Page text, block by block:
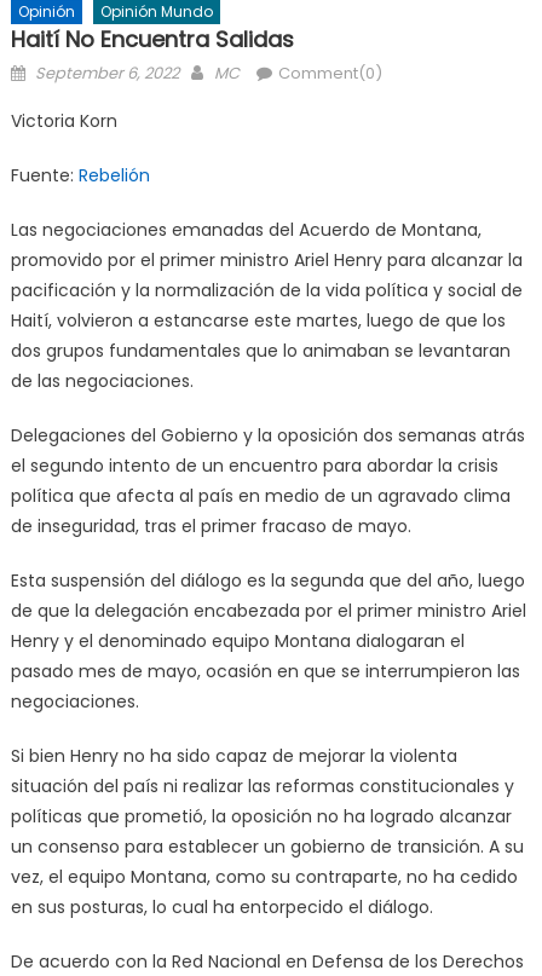
Opinión Opinión Mundo
Haití No Encuentra Salidas
Posted
September 6, 2022 Author
MC Comment(0)
Victoria Korn
Fuente: Rebelión
Las negociaciones emanadas del Acuerdo de Montana,
promovido por el primer ministro Ariel Henry para alcanzar la
pacificación y la normalización de la vida política y social de
Haití, volvieron a estancarse este martes, luego de que los
dos grupos fundamentales que lo animaban se levantaran
de las negociaciones.
Delegaciones del Gobierno y la oposición dos semanas atrás
el segundo intento de un encuentro para abordar la crisis
política que afecta al país en medio de un agravado clima
de inseguridad, tras el primer fracaso de mayo.
Esta suspensión del diálogo es la segunda que del año, luego
de que la delegación encabezada por el primer ministro Ariel
Henry y el denominado equipo Montana dialogaran el
pasado mes de mayo, ocasión en que se interrumpieron las
negociaciones.
Si bien Henry no ha sido capaz de mejorar la violenta
situación del país ni realizar las reformas constitucionales y
políticas que prometió, la oposición no ha logrado alcanzar
un consenso para establecer un gobierno de transición. A su
vez, el equipo Montana, como su contraparte, no ha cedido
en sus posturas, lo cual ha entorpecido el diálogo.
De acuerdo con la Red Nacional en Defensa de los Derechos